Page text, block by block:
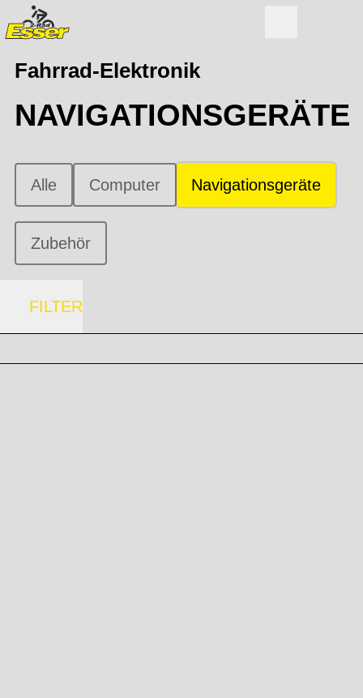
Fahrrad-Elektronik
NAVIGATIONSGERÄTE
Alle Computer Navigationsgeräte
Zubehör
FILTER